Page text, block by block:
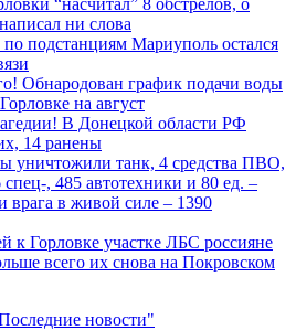
ни слова
по подстанциям Мариуполь остался
Обнародован график подачи воды
на август
В Донецкой области РФ
14 ранены
уничтожили танк, 4 средства ПВО,
, 485 автотехники и 80 ед. –
врага в живой силе – 1390
к Горловке участке ЛБС россияне
всего их снова на Покровском
новости"